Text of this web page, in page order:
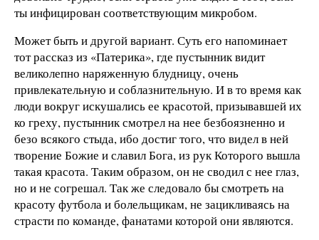
ты инфицирован соответствующим микробом.
Может быть и другой вариант. Суть его напоминает
тот рассказ из «Патерика», где пустынник видит
великолепно наряженную блудницу, очень
привлекательную и соблазнительную. И в то время как
люди вокруг искушались ее красотой, призывавшей их
ко греху, пустынник смотрел на нее безбоязненно и
безо всякого стыда, ибо достиг того, что видел в ней
творение Божие и славил Бога, из рук Которого вышла
такая красота. Таким образом, он не сводил с нее глаз,
но и не согрешал. Так же следовало бы смотреть на
красоту футбола и болельщикам, не зацикливаясь на
страсти по команде, фанатами которой они являются.